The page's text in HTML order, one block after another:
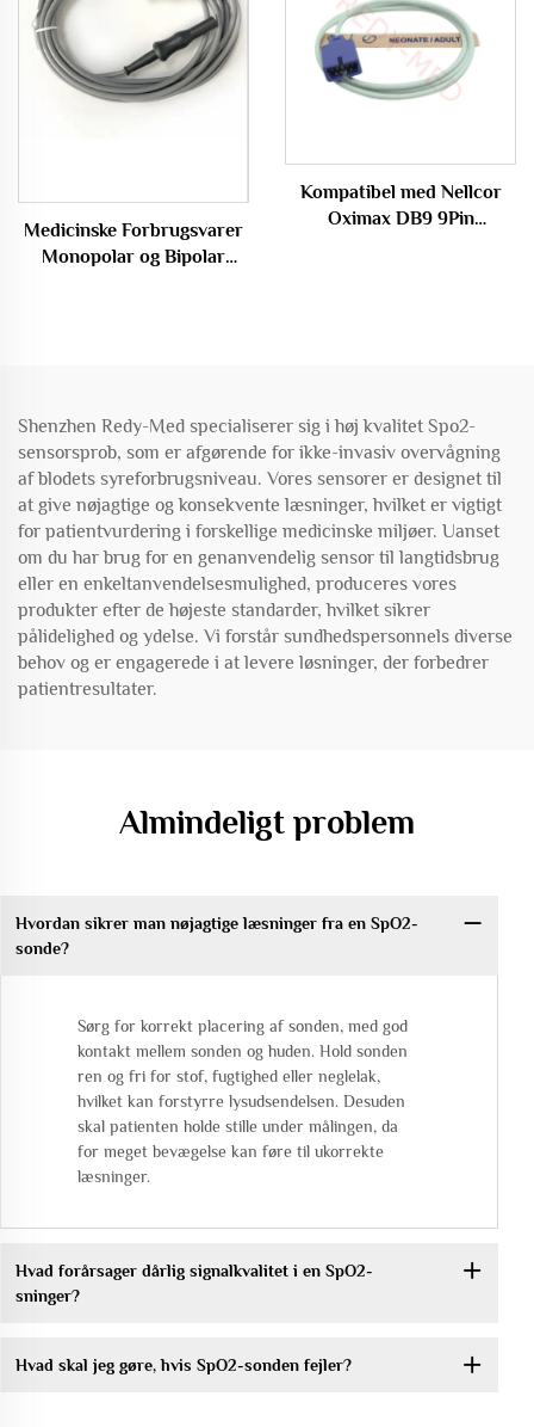
Medicinske Forbrugsvarer
Monopolar og Bipolar
Kompatibel med Nellcor
Oximax DB9 9Pin
Shenzhen Redy-Med specialiserer sig i høj kvalitet Spo2-
sensorsprob, som er afgørende for ikke-invasiv overvågning
af blodets syreforbrugsniveau. Vores sensorer er designet til
at give nøjagtige og konsekvente læsninger, hvilket er vigtigt
for patientvurdering i forskellige medicinske miljøer. Uanset
om du har brug for en genanvendelig sensor til langtidsbrug
eller en enkeltanvendelsesmulighed, produceres vores
produkter efter de højeste standarder, hvilket sikrer
pålidelighed og ydelse. Vi forstår sundhedspersonnels diverse
behov og er engagerede i at levere løsninger, der forbedrer
patientresultater.
Almindeligt problem
Hvordan sikrer man nøjagtige læsninger fra en SpO2-
sonde?
Sørg for korrekt placering af sonden, med god
kontakt mellem sonden og huden. Hold sonden
ren og fri for stof, fugtighed eller neglelak,
hvilket kan forstyrre lysudsendelsen. Desuden
skal patienten holde stille under målingen, da
for meget bevægelse kan føre til ukorrekte
læsninger.
Hvad forårsager dårlig signalkvalitet i en SpO2-
sninger?
Hvad skal jeg gøre, hvis SpO2-sonden fejler?